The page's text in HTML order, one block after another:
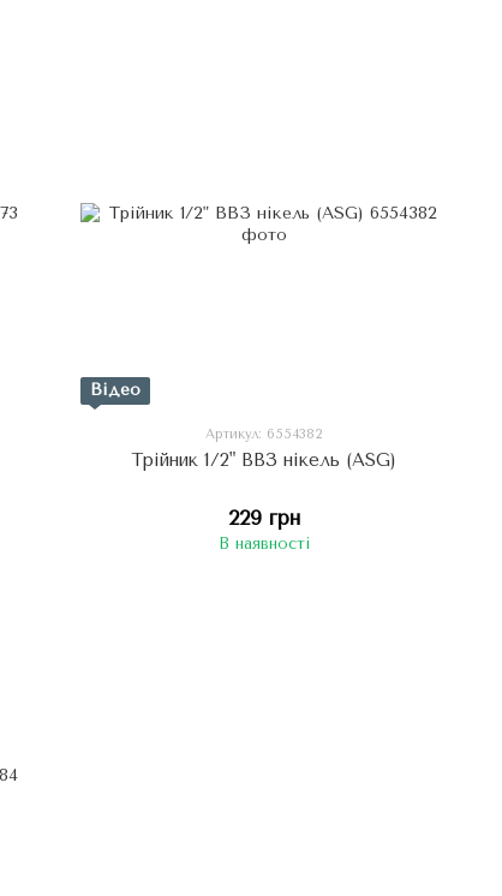
Відео
Артикул: 6554382
Трійник 1/2" ВВЗ нікель (ASG)
229 грн
В наявності